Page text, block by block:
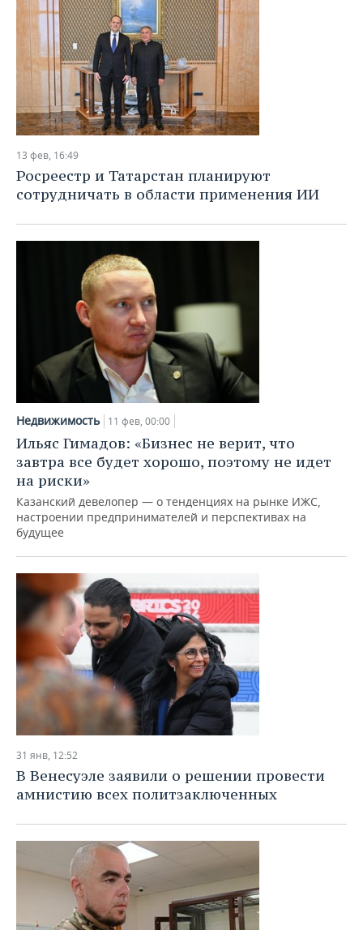
13 фев, 16:49
Росреестр и Татарстан планируют
сотрудничать в области применения ИИ
Недвижимость 11 фев, 00:00
Ильяс Гимадов: «Бизнес не верит, что
завтра все будет хорошо, поэтому не идет
на риски»
Казанский девелопер — о тенденциях на рынке ИЖС,
настроении предпринимателей и перспективах на
будущее
31 янв, 12:52
В Венесуэле заявили о решении провести
амнистию всех политзаключенных